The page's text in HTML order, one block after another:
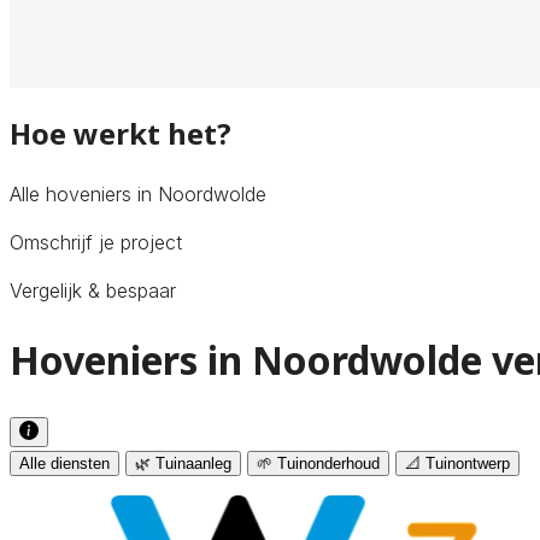
Hoe werkt het?
Alle hoveniers in Noordwolde
Omschrijf je project
Vergelijk & bespaar
Hoveniers in Noordwolde
Alle diensten 🌿 Tuinaanleg 🌱 Tuinonderhoud 📐 Tuinontwerp